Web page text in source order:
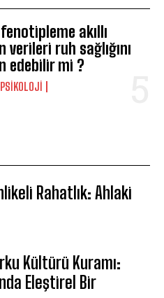
akıllı
verileri ruh sağlığını
edebilir mi ?
Rahatlık: Ahlaki
Kültürü Kuramı:
Eleştirel Bir